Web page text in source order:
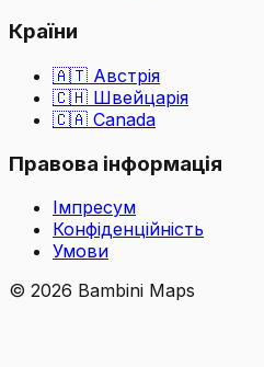
Країни
🇦🇹 Австрія
🇨🇭 Швейцарія
🇨🇦 Canada
Правова інформація
Імпресум
Конфіденційність
Умови
© 2026 Bambini Maps